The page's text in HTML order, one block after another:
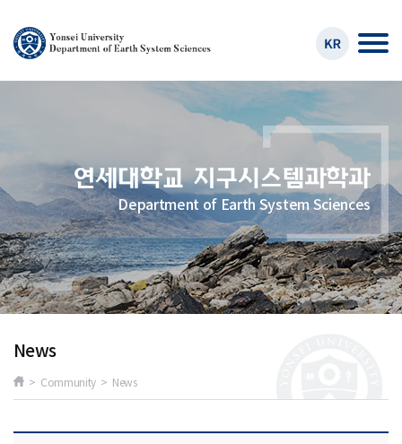
Department of Earth System Sciences
News
> Community > News